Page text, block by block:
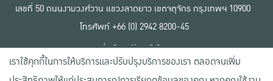
เลขที่ 50 ถนนงามวงศ์วาน แขวงลาดยาว เขตจตุจักร กรุงเทพฯ 10900
โทรศัพท์ +66 (0) 2942 8200-45
เงื่อนไขการใช้งานเว็บไซต์
ข้อตกลงด้านสิทธิ์ใช้งาน
นโยบายความเป็นส่วนตัว
เราใช้คุกกี้ในการให้บริการและปรับปรุงบริการของเรา ตลอดจนเพิ่ม